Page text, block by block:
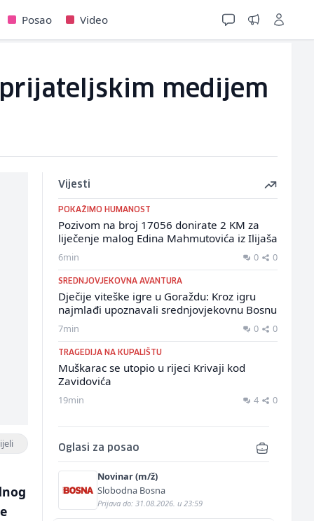
Posao Video
medijem
Vijesti
POKAŽIMO HUMANOST
Pozivom na broj 17056 donirate 2 KM za
liječenje malog Edina Mahmutovića iz Ilijaša
6min 0 0
SREDNJOVJEKOVNA AVANTURA
Dječije viteške igre u Goraždu: Kroz igru
najmlađi upoznavali srednjovjekovnu Bosnu
7min 0 0
TRAGEDIJA NA KUPALIŠTU
Muškarac se utopio u rijeci Krivaji kod
Zavidovića
19min 4 0
Oglasi za posao
Novinar (m/ž)
Slobodna Bosna
Prijava do: 31.08.2026. u 23:59